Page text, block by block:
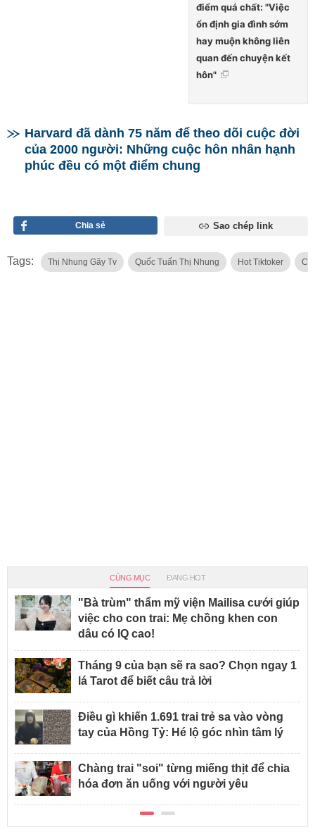
điểm quá chất: "Việc
ổn định gia đình sớm
hay muộn không liên
quan đến chuyện kết
hôn"
Harvard đã dành 75 năm để theo dõi cuộc đời
của 2000 người: Những cuộc hôn nhân hạnh
phúc đều có một điểm chung
Chia sẻ Sao chép link
Tags: Thị Nhung Gãy Tv Quốc Tuấn Thị Nhung Hot Tiktoker
CÙNG MỤC ĐANG HOT
"Bà trùm" thẩm mỹ viện Mailisa cưới giúp
việc cho con trai: Mẹ chồng khen con
dâu có IQ cao!
Tháng 9 của bạn sẽ ra sao? Chọn ngay 1
lá Tarot để biết câu trả lời
Điều gì khiến 1.691 trai trẻ sa vào vòng
tay của Hồng Tỷ: Hé lộ góc nhìn tâm lý
Chàng trai "soi" từng miếng thịt để chia
hóa đơn ăn uống với người yêu